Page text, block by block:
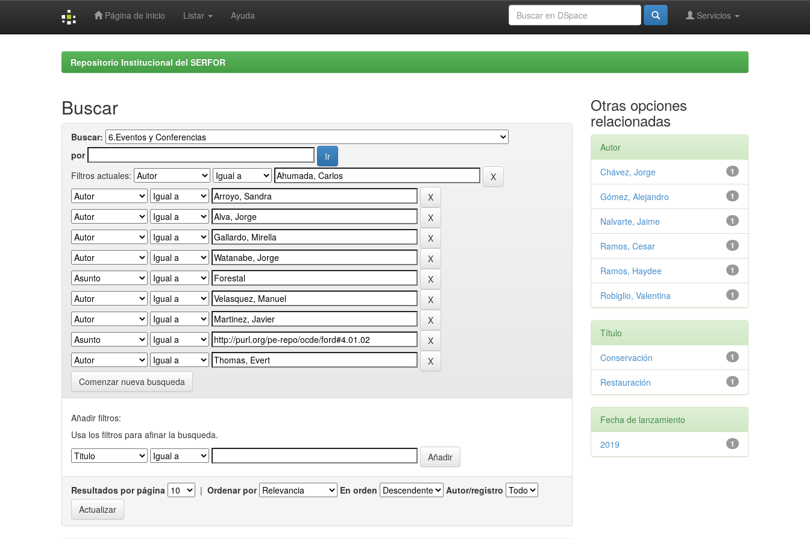
Página de inicio Listar Ayuda Servicios
Repositorio Institucional del SERFOR
Buscar
Buscar:
por
Filtros actuales:
Comenzar nueva busqueda
Añadir filtros:
Usa los filtros para afinar la busqueda.
Resultados por página | Ordenar por En orden Autor/registro
Otras opciones
relacionadas
Autor
1
Chávez, Jorge
1
Gómez, Alejandro
1
Nalvarte, Jaime
1
Ramos, Cesar
1
Ramos, Haydee
1
Robiglio, Valentina
Título
1
Conservación
1
Restauración
Fecha de lanzamiento
1
2019